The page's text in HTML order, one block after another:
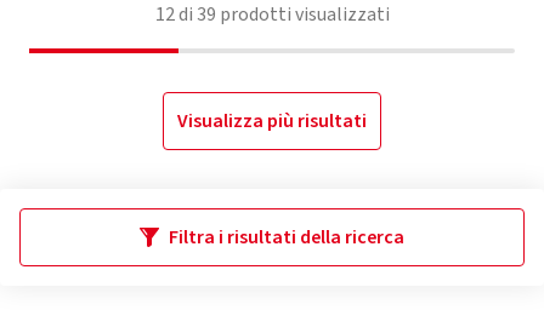
12di 39 prodotti visualizzati
Visualizza più risultati
Filtra i risultati della ricerca